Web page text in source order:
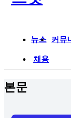
뉴스 커뮤
채용
본문